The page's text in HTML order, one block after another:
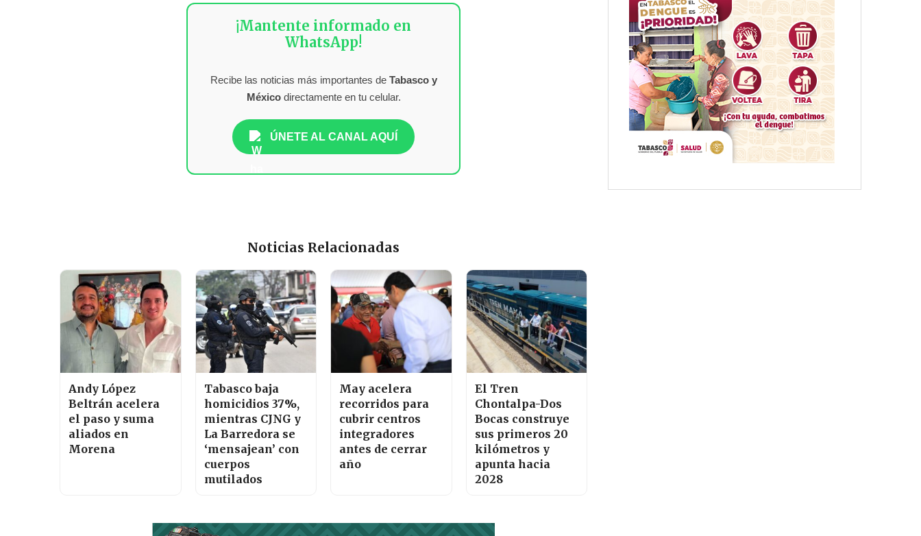
¡Mantente informado en
WhatsApp!
Recibe las noticias más importantes de Tabasco y
Méxicodirectamente en tu celular.
ÚNETE AL CANAL AQUÍ
Noticias Relacionadas
Andy López
Beltrán acelera
el paso y suma
aliados en
Morena
Tabasco baja
homicidios 37%,
mientras CJNG y
La Barredora se
‘mensajean’ con
cuerpos
mutilados
May acelera
recorridos para
cubrir centros
integradores
antes de cerrar
año
El Tren
Chontalpa-Dos
Bocas construye
sus primeros 20
kilómetros y
apunta hacia
2028